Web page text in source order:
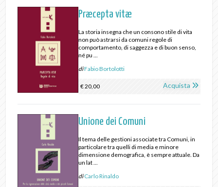
Præcepta vitæ
La storia insegna che un consono stile di vita
non può astrarsi da comuni regole di
comportamento, di saggezza e di buon senso,
né pu ...
diFabio Bortolotti
€ 20,00 Acquista
Unione dei Comuni
Il tema delle gestioni associate tra Comuni, in
particolare tra quelli di media e minore
dimensione demografica, è sempre attuale. Da
un lat ...
diCarlo Rinaldo